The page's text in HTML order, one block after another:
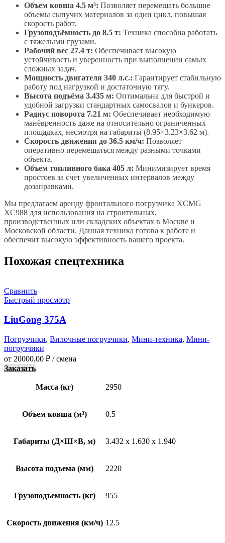
Объем ковша 4.5 м³: Позволяет перемещать большие
объемы сыпучих материалов за один цикл, повышая
скорость работ.
Грузоподъёмность до 8.5 т: Техника способна работать
с тяжелыми грузами.
Рабочий вес 27.4 т: Обеспечивает высокую
устойчивость и уверенность при выполнении самых
сложных задач.
Мощность двигателя 340 л.с.: Гарантирует стабильную
работу под нагрузкой и достаточную тягу.
Высота подъёма 3.435 м: Оптимальна для быстрой и
удобной загрузки стандартных самосвалов и бункеров.
Радиус поворота 7.21 м: Обеспечивает необходимую
манёвренность даже на относительно ограниченных
площадках, несмотря на габариты (8.95×3.23×3.62 м).
Скорость движения до 36.5 км/ч: Позволяет
оперативно перемещаться между разными точками
объекта.
Объем топливного бака 405 л: Минимизирует время
простоев за счет увеличенных интервалов между
дозаправками.
Мы предлагаем аренду фронтального погрузчика XCMG
XC988 для использования на строительных,
производственных или складских объектах в Москве и
Московской области. Данная техника готова к работе и
обеспечит высокую эффективность вашего проекта.
Похожая спецтехника
Сравнить
Быстрый просмотр
LiuGong 375A
Погрузчики, Вилочные погрузчики, Мини-техника, Мини-
погрузчики
от 20000,00 ₽ / смена
Заказать
Масса (кг) 2950
Объем ковша (м³) 0.5
Габариты (Д×Ш×В, м) 3.432 x 1.630 x 1.940
Высота подъема (мм) 2220
Грузоподъемность (кг) 955
Скорость движения (км/ч) 12.5